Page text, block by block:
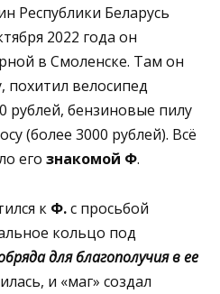
Республики Беларусь
2022 года он
в Смоленске. Там он
похитил велосипед
рублей, бензиновые пилу
(более 3000 рублей). Всё
его знакомой Ф.
к Ф.с просьбой
кольцо под
для благополучия в ее
и «маг» создал